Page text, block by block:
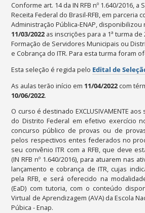
Conforme art. 14 da IN RFB nº 1.640/2016, a
Receita Federal do Brasil-RFB, em parceria
Administração Pública-ENAP,
11/03/2022 as inscrições para a 1ª turma
Formação de Servidores Municipais ou
e Cobrança do ITR. Para esta turma foram
Esta seleção é regida pelo Edital de
As aulas terão início em 11/04/2022 com
10/06/2022.
O curso é destinado EXCLUSIVAMENTE
do Distrito Federal em efetivo exercício
concurso público de provas ou de
pelos respectivos entes federados no
seu convênio ITR com a RFB, que deve
(IN RFB nº 1.640/2016), para atuarem nas
lançamento e cobrança de ITR, cujas
pela RFB, e será oferecido na
(EaD) com tutoria, com o conteúdo
Virtual de Aprendizagem (AVA) da Escola
Púbica - Enap.